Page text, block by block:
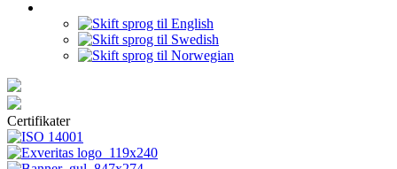
Certifikater